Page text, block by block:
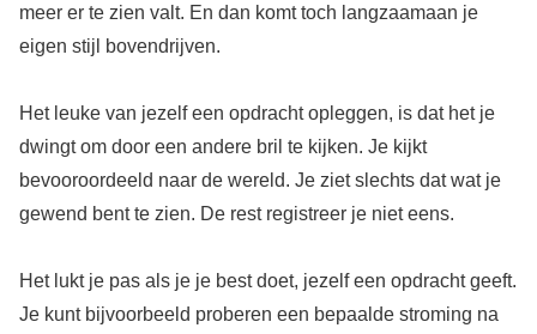
meer er te zien valt. En dan komt toch langzaamaan je
eigen stijl bovendrijven.
Het leuke van jezelf een opdracht opleggen, is dat het je
dwingt om door een andere bril te kijken. Je kijkt
bevooroordeeld naar de wereld. Je ziet slechts dat wat je
gewend bent te zien. De rest registreer je niet eens.
Het lukt je pas als je je best doet, jezelf een opdracht geeft.
Je kunt bijvoorbeeld proberen een bepaalde stroming na